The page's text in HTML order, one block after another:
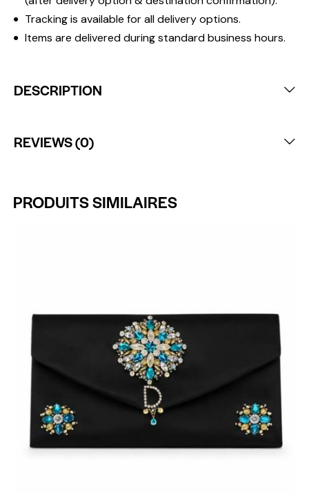
Tracking is available for all delivery options.
Items are delivered during standard business hours.
DESCRIPTION
REVIEWS (0)
PRODUITS SIMILAIRES